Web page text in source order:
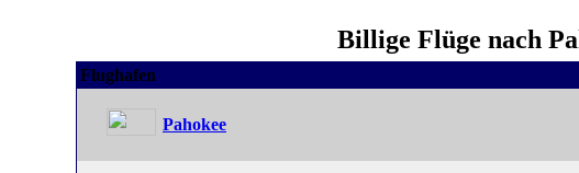
Billige Flüge nach
Flughafen
Pahokee